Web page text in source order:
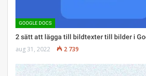
GOOGLE DOCS
2 sätt att lägga till bildtexter till bilder i
aug 31, 2022 2 739